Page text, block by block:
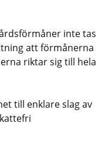
inte tas
att förmånerna
riktar sig till hela
till enklare slag av